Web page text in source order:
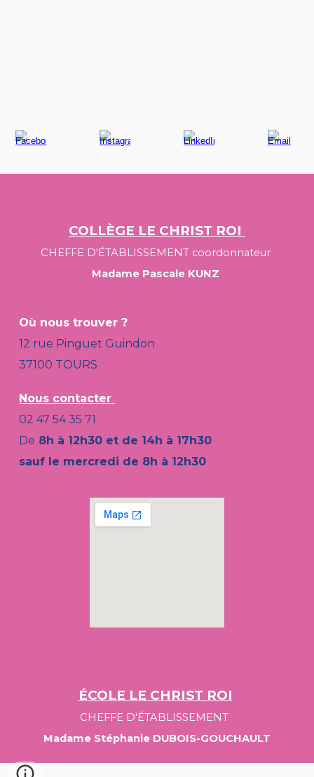
COLLÈGE LE CHRIST ROI
CHEFFE D'ÉTABLISSEMENT coordonnateur
Madame Pascale KUNZ
Où nous trouver ?
12 rue Pinguet Guindon
37100 TOURS
Nous contacter
02 47 54 35 71
De 8h à 12h30 et de 14h à 17h30
sauf le mercredi de 8h à 12h30
ÉCOLE LE CHRIST ROI
CHEFFE D'ÉTABLISSEMENT
Madame Stéphanie DUBOIS-GOUCHAULT